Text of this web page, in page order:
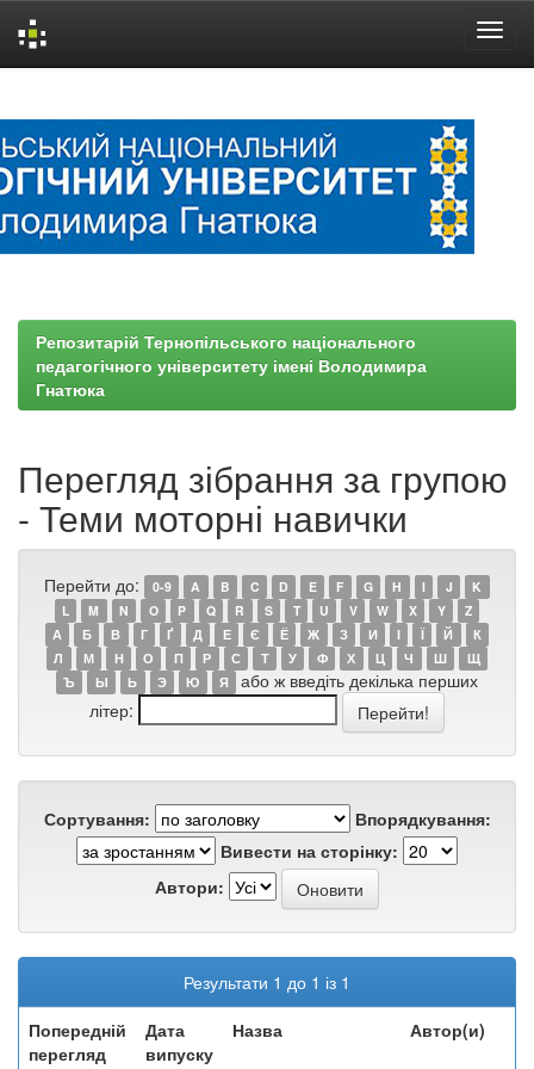
Репозитарій Тернопільського національного
педагогічного університету імені Володимира
Гнатюка
Перегляд зібрання за групою
- Теми моторні навички
Перейти до: 0-9 A B C D E F G H I J
K
L
M N O P Q R S T U V W X Y
Z
А
Б В Г Ґ Д Е Є Ё Ж З И І Ї Й
К
Л
М Н О П Р С Т У Ф Х Ц Ч Ш
Щ
Ъ
Ы Ь Э Ю Я
або ж введіть декілька перших
літер:
Сортування:
Впорядкування:
Вивести на сторінку:
Автори:
Результати 1 до 1 із 1
Попередній
перегляд
Дата
випуску
Назва Автор(и)